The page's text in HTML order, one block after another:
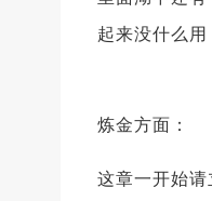
起来没什么
炼金方面：
这章一开始